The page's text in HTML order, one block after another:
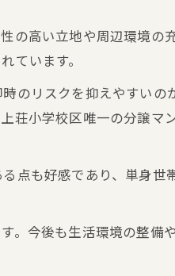
の高い立地や周辺環境の
ています。
のリスクを抑えやすいの
荘小学校区唯一の分譲マ
点も好感であり、単身世
。今後も生活環境の整備